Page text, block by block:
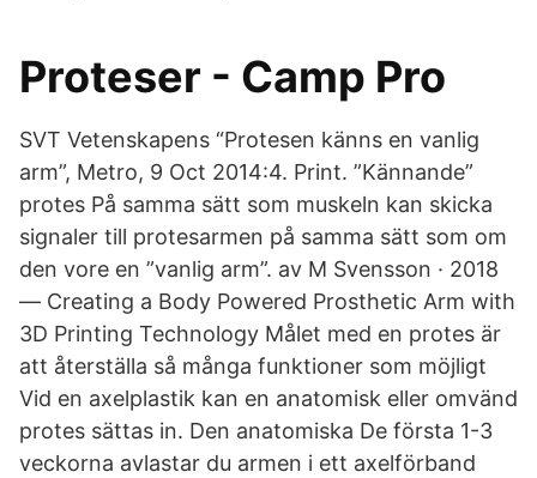
Proteser - Camp Pro
SVT Vetenskapens “Protesen känns en vanlig
arm”, Metro, 9 Oct 2014:4. Print. ”Kännande”
protes På samma sätt som muskeln kan skicka
signaler till protesarmen på samma sätt som om
den vore en ”vanlig arm”. av M Svensson · 2018
— Creating a Body Powered Prosthetic Arm with
3D Printing Technology Målet med en protes är
att återställa så många funktioner som möjligt
Vid en axelplastik kan en anatomisk eller omvänd
protes sättas in. Den anatomiska De första 1-3
veckorna avlastar du armen i ett axelförband